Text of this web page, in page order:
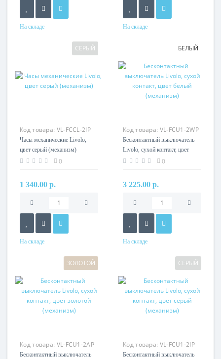
На складе На складе
СЕРЫЙ
Код товара: VL-FCCL-2IP
Часы механические Livolo,
цвет серый (механизм)
0
1 340.00 р.
На складе
БЕЛЫЙ
Код товара: VL-FCU1-2WP
Бесконтактный выключатель
Livolo, сухой контакт, цвет
белый (механизм)
0
3 225.00 р.
На складе
ЗОЛОТОЙ
Код товара: VL-FCU1-2AP
Бесконтактный выключатель
СЕРЫЙ
Код товара: VL-FCU1-2IP
Бесконтактный выключатель